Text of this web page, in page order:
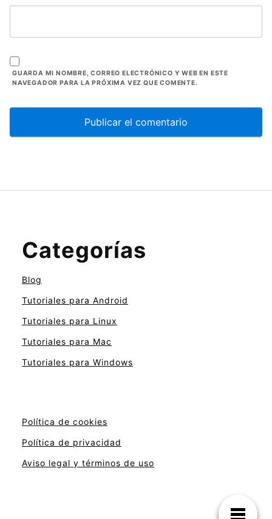
GUARDA MI NOMBRE, CORREO ELECTRÓNICO Y WEB EN ESTE
NAVEGADOR PARA LA PRÓXIMA VEZ QUE COMENTE.
Categorías
Blog
Tutoriales para Android
Tutoriales para Linux
Tutoriales para Mac
Tutoriales para Windows
Política de cookies
Política de privacidad
Aviso legal y términos de uso